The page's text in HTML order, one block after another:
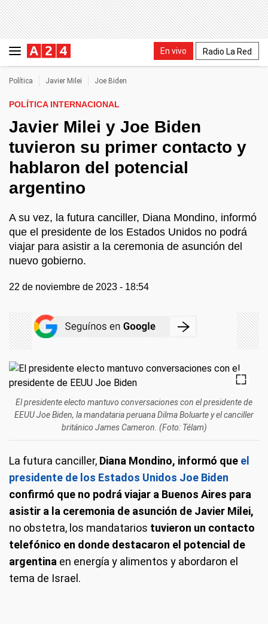
En vivo Radio La Red
Política Javier Milei Joe Biden
POLÍTICA INTERNACIONAL
Javier Milei y Joe Biden
tuvieron su primer contacto y
hablaron del potencial
argentino
A su vez, la futura canciller, Diana Mondino, informó
que el presidente de los Estados Unidos no podrá
viajar para asistir a la ceremonia de asunción del
nuevo gobierno.
22 de noviembre de 2023 - 18:54
El presidente electo mantuvo conversaciones con el presidente de
EEUU Joe Biden, la mandataria peruana Dilma Boluarte y el canciller
británico James Cameron. (Foto: Télam)
La futura canciller, Diana Mondino, informó que el
presidente de los Estados Unidos Joe Biden
confirmó que no podrá viajar a Buenos Aires para
asistir a la ceremonia de asunción de Javier Milei,
no obstetra, los mandatarios tuvieron un contacto
telefónico en donde destacaron el potencial de
argentina en energía y alimentos y abordaron el
tema de Israel.